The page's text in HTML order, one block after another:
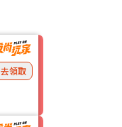
去領取